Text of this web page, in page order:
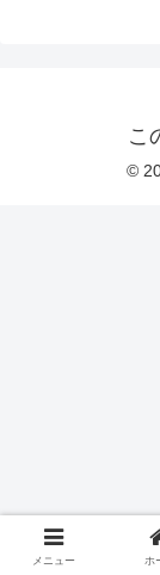
こ
©
メニュー ホ